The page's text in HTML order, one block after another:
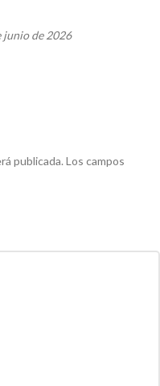
junio de 2026
publicada. Los campos